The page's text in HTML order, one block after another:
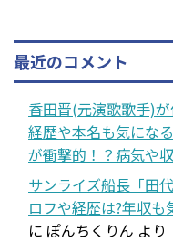
最近のコメント
香田晋(元演歌歌手)
経歴や本名も気になる
が衝撃的！？病気や
サンライズ船長「田
ロフや経歴は?年収も
に ぽんちくりん より